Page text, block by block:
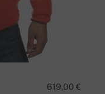
619,00 €